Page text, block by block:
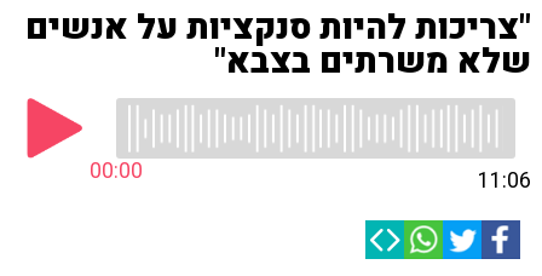
"צריכות להיות סנקציות על אנשים
שלא משרתים בצבא"
00:00 11:06